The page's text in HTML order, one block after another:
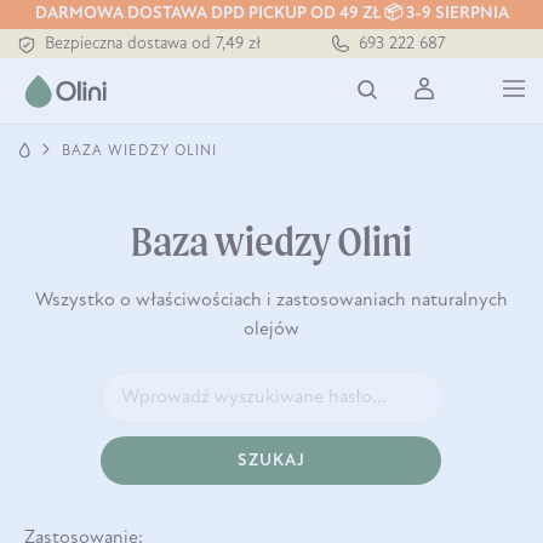
DARMOWA DOSTAWA DPD PICKUP OD 49 ZŁ 📦 3-9 SIERPNIA
Bezpieczna dostawa od 7,49 zł
Darmowa dostawa od 199 zł
Tłoczony zawsze na zimno
693 222 687
BAZA WIEDZY OLINI
Baza wiedzy Olini
Wszystko o właściwościach i zastosowaniach naturalnych
olejów
SZUKAJ
Zastosowanie: